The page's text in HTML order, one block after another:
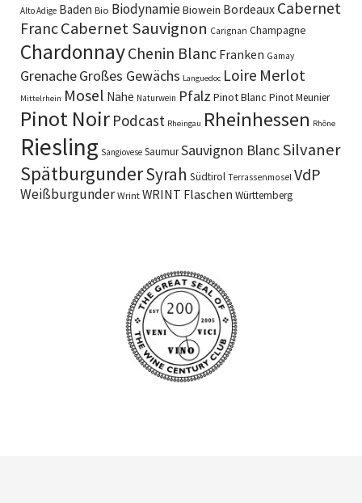
Alto Adige Baden Bio BiodynamieBiowein Bordeaux Cabernet
FrancCabernet Sauvignon Carignan Champagne
ChardonnayChenin Blanc Franken Gamay
GrenacheGroßes Gewächs Languedoc Loire Merlot
Mittelrhein Mosel Nahe Naturwein Pfalz Pinot Blanc Pinot Meunier
Pinot Noir Podcast Rheingau Rheinhessen Rhône
Riesling Sangiovese SaumurSauvignon BlancSilvaner
SpätburgunderSyrah Südtirol Terrassenmosel VdP
Weißburgunder Wrint WRINT Flaschen Württemberg